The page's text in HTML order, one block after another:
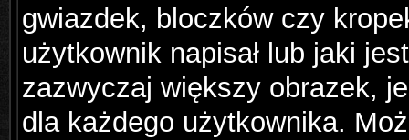
gwiazdek, bloczków czy
użytkownik napisał lub jaki
zazwyczaj większy obrazek,
dla każdego użytkownika.